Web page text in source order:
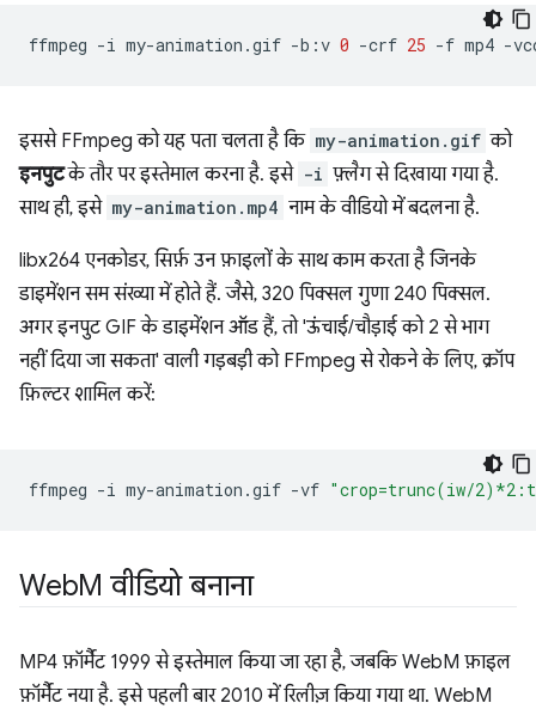
ffmpeg -i my-animation.gif -b:v 0 -crf 25 -f mp4 -
इससे FFmpeg को यह पता चलता है कि my-animation.gif को
इनपुटके तौर पर इस्तेमाल करना है. इसे -i फ़्लैग से दिखाया गया है.
साथ ही, इसे my-animation.mp4 नाम के वीडियो में बदलना है.
libx264 एनकोडर, सिर्फ़ उन फ़ाइलों के साथ काम करता है जिनके
डाइमेंशन सम संख्या में होते हैं. जैसे, 320 पिक्सल गुणा 240 पिक्सल.
अगर इनपुट GIF के डाइमेंशन ऑड हैं, तो 'ऊंचाई/चौड़ाई को 2 से भाग
नहीं दिया जा सकता' वाली गड़बड़ी को FFmpeg से रोकने के लिए, क्रॉप
फ़िल्टर शामिल करें:
ffmpeg -i my-animation.gif -vf "crop=trunc(iw/
WebM वीडियो बनाना
MP4 फ़ॉर्मैट 1999 से इस्तेमाल किया जा रहा है, जबकि WebM फ़ाइल
फ़ॉर्मैट नया है. इसे पहली बार 2010 में रिलीज़ किया गया था. WebM